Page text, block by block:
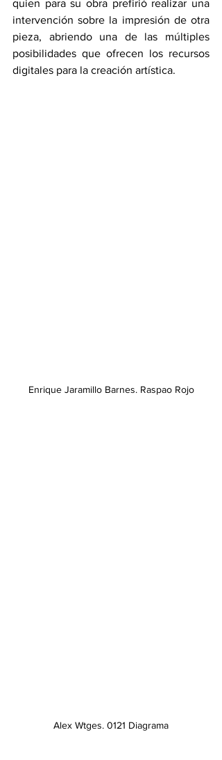
quien para su obra prefirió realizar una
intervención sobre la impresión de otra
pieza, abriendo una de las múltiples
posibilidades que ofrecen los recursos
digitales para la creación artística.
Enrique Jaramillo Barnes. Raspao Rojo
Alex Wtges. 0121 Diagrama